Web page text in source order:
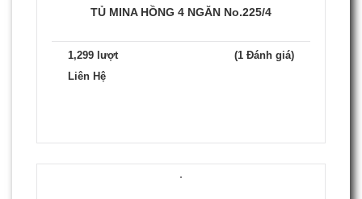
TỦ MINA HỒNG 4 NGĂN No.225/4
1,299 lượt
(1 Đánh giá)
Liên Hệ